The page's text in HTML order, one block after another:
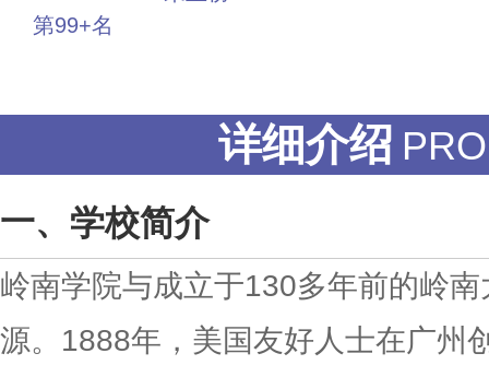
第99+名
详细介绍
学校简介
岭南学院与成立于130多年前的岭
源。1888年，美国友好人士在广州